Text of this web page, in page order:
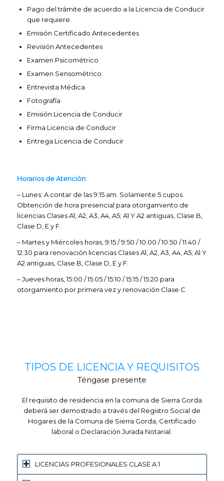
Pago del trámite de acuerdo a la Licencia de Conducir
que requiere.
Emisión Certificado Antecedentes
Revisión Antecedentes
Examen Psicométrico
Examen Sensométrico
Entrevista Médica
Fotografía
Emisión Licencia de Conducir
Firma Licencia de Conducir
Entrega Licencia de Conducir
Horarios de Atención:
– Lunes: A contar de las 9:15 am. Solamente 5 cupos.
Obtención de hora presencial para otorgamiento de
licencias Clases A1, A2, A3, A4, A5; A1 Y A2 antiguas, Clase B,
Clase D, E y F.
– Martes y Miércoles horas, 9:15 / 9:50 / 10:00 / 10:50 / 11:40 /
12:30 para renovación licencias Clases A1, A2, A3, A4, A5; A1 Y
A2 antiguas, Clase B, Clase D, E y F.
– Jueves horas, 15:00 / 15:05 / 15:10 / 15:15 / 15:20 para
otorgamiento por primera vez y renovación Clase C
TIPOS DE LICENCIA Y REQUISITOS
Téngase presente
El requisito de residencia en la comuna de Sierra Gorda
deberá ser demostrado a través del Registro Social de
Hogares de la Comuna de Sierra Gorda, Certificado
laboral o Declaración Jurada Notarial.
LICENCIAS PROFESIONALES CLASE A 1